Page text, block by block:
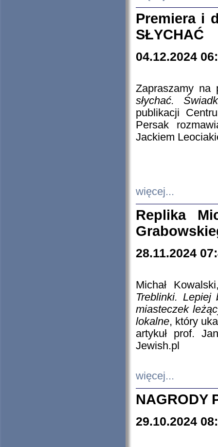
Premiera i
SŁYCHAĆ
04.12.2024
Zapraszamy
słychać.
publikacji
Persak
Jackiem
więcej...
Replika
28.11.2024
Michał
Treblinki. Lepiej
miasteczek
lokalne, który
artykuł prof.
Jewish.pl
więcej...
NAGRODY
29.10.2024